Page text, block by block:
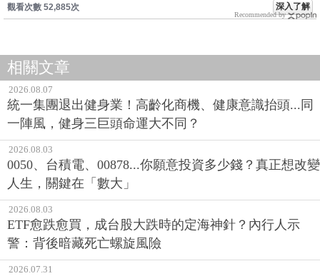
觀看次數 52,885次 深入了解
Recommended by
相關文章
2026.08.07
統一集團退出健身業！高齡化商機、健康意識抬頭...同
一陣風，健身三巨頭命運大不同？
2026.08.03
0050、台積電、00878...你願意投資多少錢？真正想改變
人生，關鍵在「數大」
2026.08.03
ETF愈跌愈買，成台股大跌時的定海神針？內行人示
警：背後暗藏死亡螺旋風險
2026.07.31